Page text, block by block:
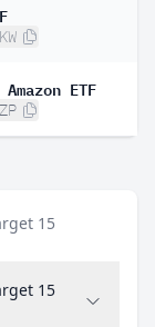
ETF
15
15